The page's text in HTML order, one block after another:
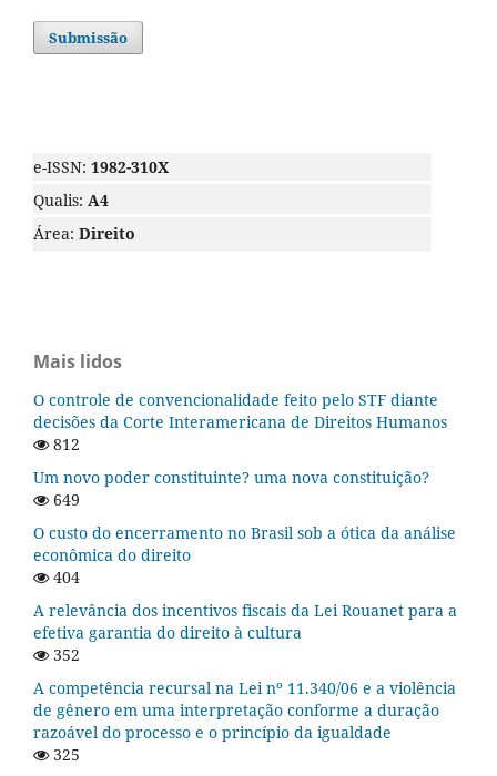
Submissão
e-ISSN: 1982-310X
Qualis: A4
Área: Direito
Mais lidos
O controle de convencionalidade feito pelo STF diante
decisões da Corte Interamericana de Direitos Humanos
812
Um novo poder constituinte? uma nova constituição?
649
O custo do encerramento no Brasil sob a ótica da análise
econômica do direito
404
A relevância dos incentivos fiscais da Lei Rouanet para a
efetiva garantia do direito à cultura
352
A competência recursal na Lei nº 11.340/06 e a violência
de gênero em uma interpretação conforme a duração
razoável do processo e o princípio da igualdade
325